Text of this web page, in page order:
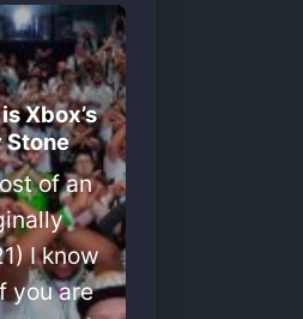
Xbox’s
of an
I know
you are